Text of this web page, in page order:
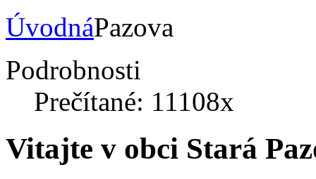
ÚvodnáPazova
Podrobnosti
Prečítané: 11108x
Vitajte v obci Stará